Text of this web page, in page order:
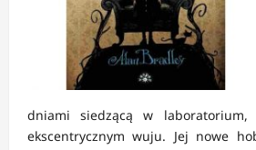
dniami siedzącą w laboratorium,
ekscentrycznym wuju. Jej nowe